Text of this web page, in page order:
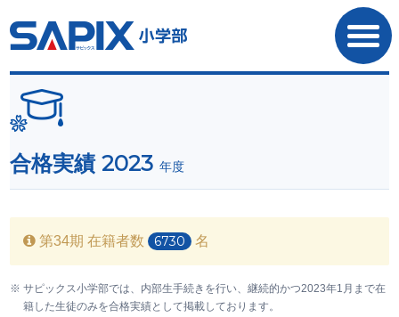
SAPIX小学部
合格実績2023 年度
第34期 在籍者数 6730 名
サピックス小学部では、内部生手続きを行い、継続的かつ2023年1月まで在
籍した生徒のみを合格実績として掲載しております。